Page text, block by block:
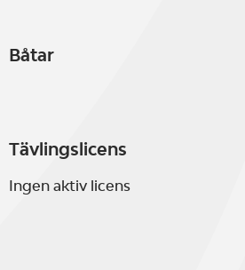
Båtar
Tävlingslicens
Ingen aktiv licens